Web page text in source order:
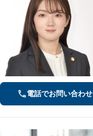
電話でお問い合わせ